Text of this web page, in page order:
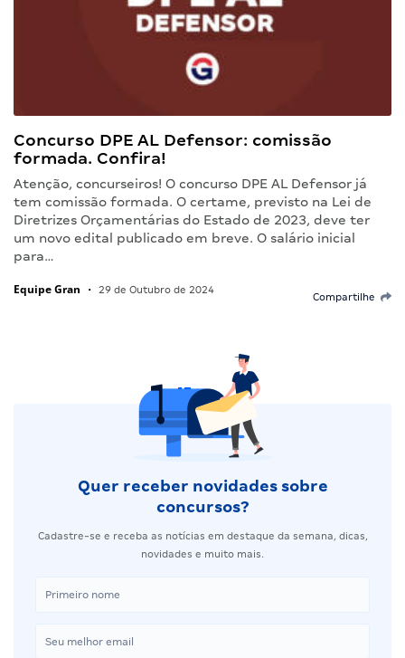
Concurso DPE AL Defensor: comissão
formada. Confira!
Atenção, concurseiros! O concurso DPE AL Defensor já
tem comissão formada. O certame, previsto na Lei de
Diretrizes Orçamentárias do Estado de 2023, deve ter
um novo edital publicado em breve. O salário inicial
para…
Equipe Gran • 29 de Outubro de 2024
Compartilhe
Quer receber novidades sobre
concursos?
Cadastre-se e receba as notícias em destaque da semana, dicas,
novidades e muito mais.